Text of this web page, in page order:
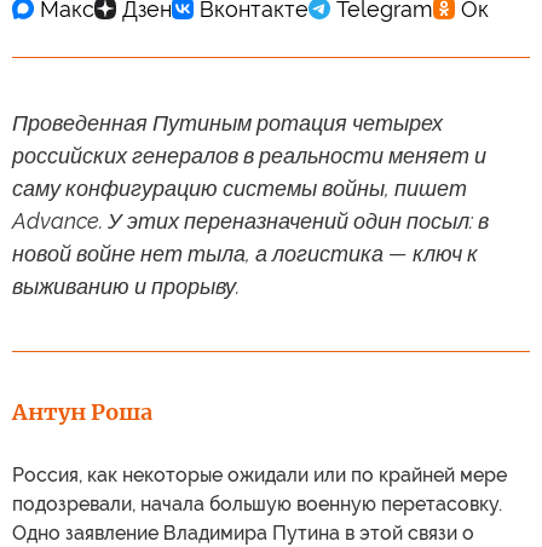
Проведенная Путиным ротация четырех
российских генералов в реальности меняет и
саму конфигурацию системы войны, пишет
Advance. У этих переназначений один посыл: в
новой войне нет тыла, а логистика — ключ к
выживанию и прорыву.
Антун Роша
Россия, как некоторые ожидали или по крайней мере
подозревали, начала большую военную перетасовку.
Одно заявление Владимира Путина в этой связи о